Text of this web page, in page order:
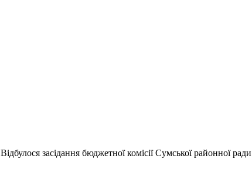
Відбулося засідання бюджетної комісії Сумської районної ради